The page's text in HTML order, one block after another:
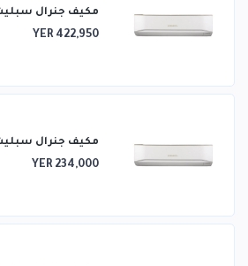
مكيف جنرال
YER 422,950
مكيف جنرال
YER 234,000